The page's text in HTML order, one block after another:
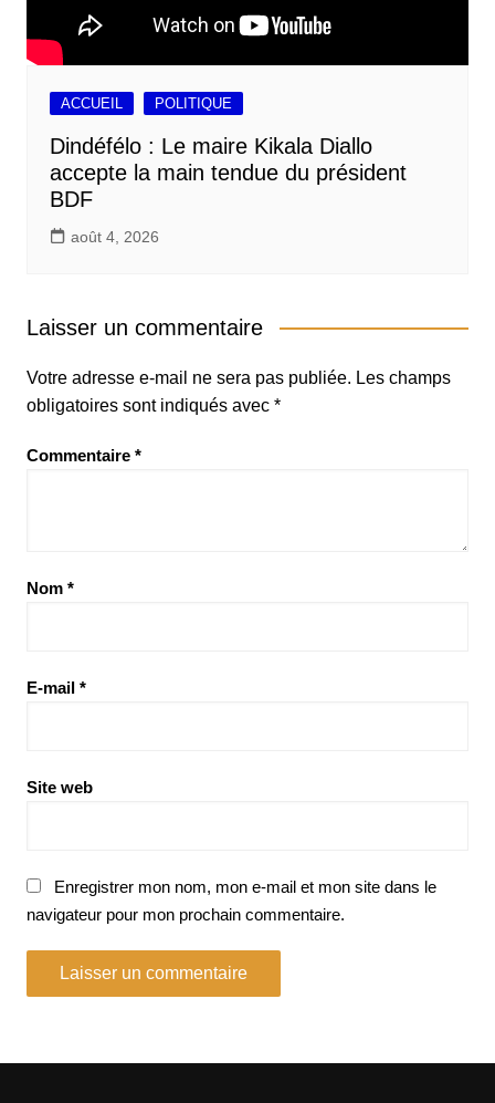
ACCUEIL POLITIQUE
Dindéfélo : Le maire Kikala Diallo
accepte la main tendue du président
BDF
août 4, 2026
Laisser un commentaire
Votre adresse e-mail ne sera pas publiée. Les champs
obligatoires sont indiqués avec *
Commentaire *
Nom *
E-mail *
Site web
Enregistrer mon nom, mon e-mail et mon site dans le
navigateur pour mon prochain commentaire.